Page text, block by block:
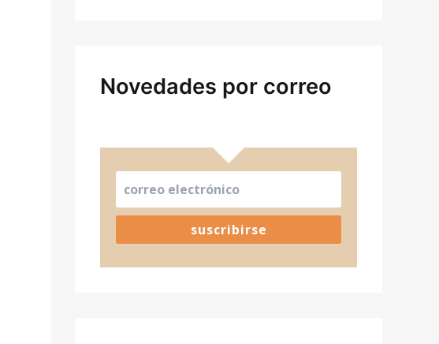
Novedades por correo
suscribirse